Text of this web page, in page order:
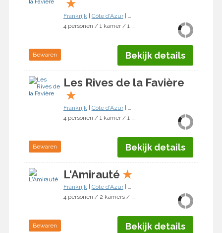
★
Frankrijk Côte d'Azur| Bormes-les-Mimosas
4 personen / 1 kamer / 1 slaapkamer
Bewaren Bekijk details
Les Rives de la Favière
★
Frankrijk Côte d'Azur| Bormes-les-Mimosas
4 personen / 1 kamer / 1 slaapkamer
Bewaren Bekijk details
L'Amirauté ★
Frankrijk Côte d'Azur| Bormes-les-Mimosas
4 personen / 2 kamers / 1 slaapkamer
Bewaren Bekijk details